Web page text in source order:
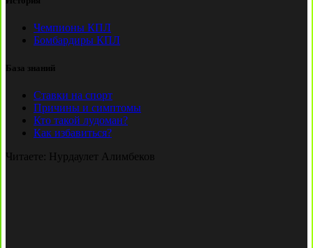
Чемпионы КПЛ
Бомбардиры КПЛ
База знаний
Ставки на спорт
Причины и симптомы
Кто такой лудоман?
Как избавиться?
Читаете: Нурдаулет Алимбеков